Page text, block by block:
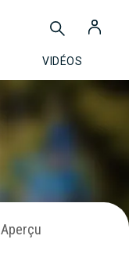
VIDÉOS
Aperçu